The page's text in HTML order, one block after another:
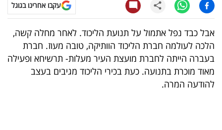
עסקי
ספורט
קריירה
ולימודים
עקבו אחרינו בגוגל
אבל כבד נפל אתמול על תנועת הליכוד. לאחר מחלה קשה,
הלכה לעולמה חברת הליכוד הוותיקה, טובה מעוז. חברת
בעברה הייתה לחברת מועצת העיר מעלות- תרשיחא ופעילה
מאוד מוכרת בתנועה. כעת בכירי הליכוד מגיבים בעצב
להודעה המרה.